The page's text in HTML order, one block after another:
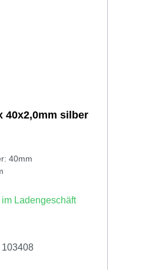
40x2,0mm silber
40mm
Ladengeschäft
103408